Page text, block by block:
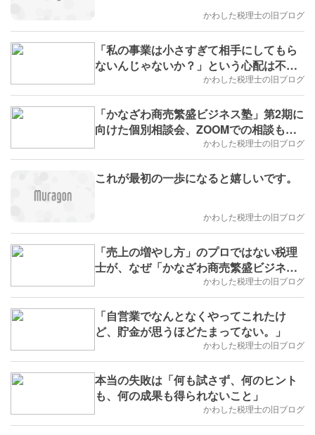
かわした税理士の旧ブログ
「私の事業は小さすぎて相手にしてもら
ないんじゃないか？」という心配は不要
かわした税理士の旧ブログ
「かなざわ商売繁盛ビジネス塾」第2期に
向けた個別相談会、ZOOMでの相談も可
かわした税理士の旧ブログ
これが最初の一歩になると嬉しいです。
かわした税理士の旧ブログ
「売上の増やし方」のプロではない税理
士が、なぜ「かなざわ商売繁盛ビジネス
かわした税理士の旧ブログ
「自営業でなんとなくやってこれたけ
ど、貯金が思うほどたまってない。」
かわした税理士の旧ブログ
本当の失敗は「何も試さず、何のヒント
も、何の成果も得られないこと」
かわした税理士の旧ブログ